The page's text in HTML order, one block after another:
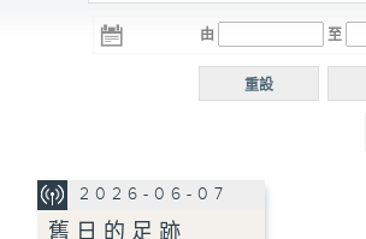
電台 電台
R5
電台
普通
由 至
重設
2026-06-07
舊日的足跡